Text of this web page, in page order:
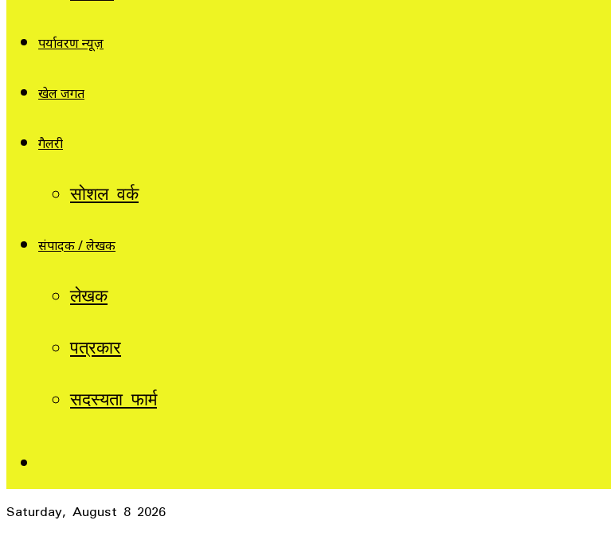
पर्यावरण न्यूज़
खेल जगत
गैलरी
सोशल वर्क
संपादक / लेखक
लेखक
पत्रकार
सदस्यता फार्म
Saturday, August 8 2026